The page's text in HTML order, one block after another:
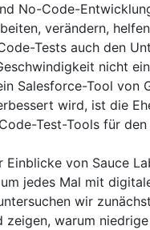
No-Code-
verändern,
Tests auch den
nicht
Salesforce-Tool von
wird, ist die
Test-Tools für
von Sauce
jedes Mal mit
wir
warum